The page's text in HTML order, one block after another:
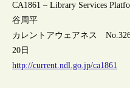
CA1861 – Library Services
谷周平
カレントアウェアネス
20日
http://current.ndl.go.jp/ca1861